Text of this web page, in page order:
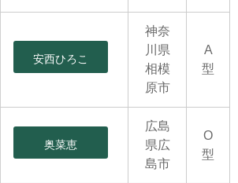
安西ひろこ
神奈
川県
相模
原市
A
型
奥菜恵
広島
県広
島市
O
型